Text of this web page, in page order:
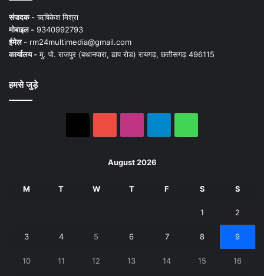
संपादक -ऋषिकेश मिश्रा
मोबाइल - 9340992793
ईमेल - rm24multimedia@gmail.com
कार्यालय -मु. पो. राजपुर (बथानपारा, ढाप रोड) रायगढ़, छत्तीसगढ़ 496115
हमसे जुड़े
August 2026
M T W T F S S
1 2
3 4 5 6 7 8 9
10 11 12 13 14 15 16